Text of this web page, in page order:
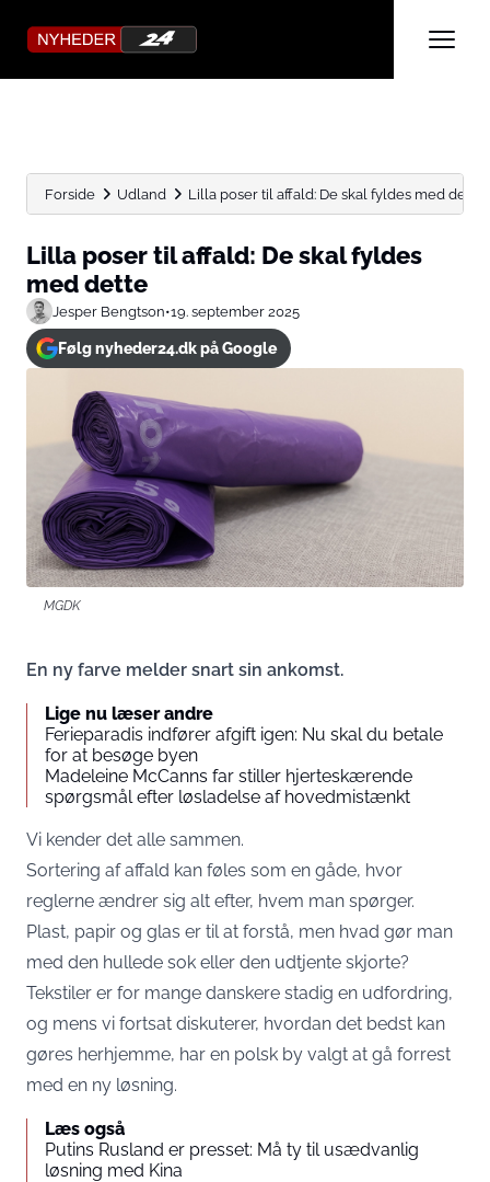
Forside Udland Lilla poser til affald: De skal fyldes med dette
Lilla poser til affald: De skal fyldes
med dette
Jesper Bengtson•19. september 2025
Følg nyheder24.dk på Google
MGDK
En ny farve melder snart sin ankomst.
Lige nu læser andre
Ferieparadis indfører afgift igen: Nu skal du betale
for at besøge byen
Madeleine McCanns far stiller hjerteskærende
spørgsmål efter løsladelse af hovedmistænkt
Vi kender det alle sammen.
Sortering af affald kan føles som en gåde, hvor
reglerne ændrer sig alt efter, hvem man spørger.
Plast, papir og glas er til at forstå, men hvad gør man
med den hullede sok eller den udtjente skjorte?
Tekstiler er for mange danskere stadig en udfordring,
og mens vi fortsat diskuterer, hvordan det bedst kan
gøres herhjemme, har en polsk by valgt at gå forrest
med en ny løsning.
Læs også
Putins Rusland er presset: Må ty til usædvanlig
løsning med Kina